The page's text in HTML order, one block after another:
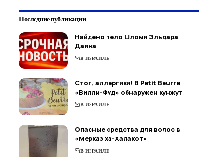
Последние публикации
Найдено тело Шломи Эльдара
Даяна
В ИЗРАИЛЕ
Стоп, аллергики! В Petit Beurre
«Вилли-Фуд» обнаружен кунжут
В ИЗРАИЛЕ
Опасные средства для волос в
«Мерказ ха-Халакот»
В ИЗРАИЛЕ